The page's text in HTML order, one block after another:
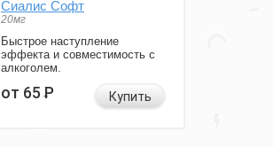
Сиалис Софт
20мг
Быстрое наступление
эффекта и совместимость с
алкоголем.
от 65Р Купить